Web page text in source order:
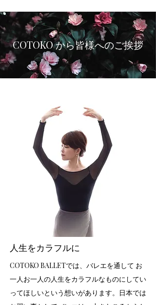
COTOKO から皆様へのご挨拶
人生をカラフルに
COTOKO BALLETでは、バレエを通して お
一人お一人の人生をカラフルなものにしてい
ってほしいという想いがあります。日本では